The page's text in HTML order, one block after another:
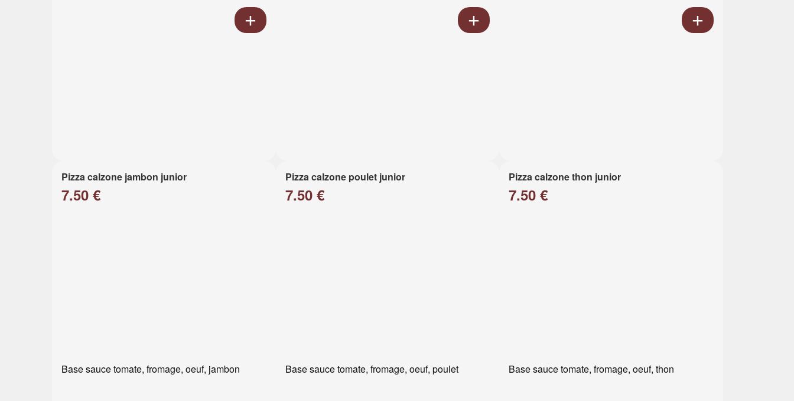
Pizza calzone jambon junior
7.50 €
Base sauce tomate, fromage, oeuf, jambon
Pizza calzone poulet junior
7.50 €
Base sauce tomate, fromage, oeuf, poulet
Pizza calzone thon junior
7.50 €
Base sauce tomate, fromage, oeuf, thon